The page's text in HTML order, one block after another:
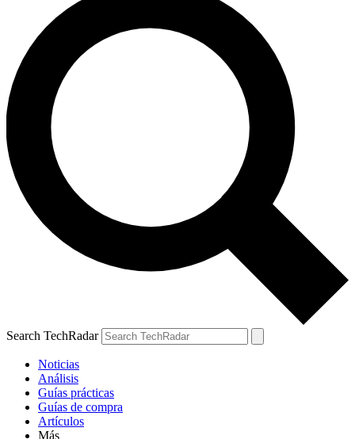
Search TechRadar
Noticias
Análisis
Guías prácticas
Guías de compra
Artículos
Más